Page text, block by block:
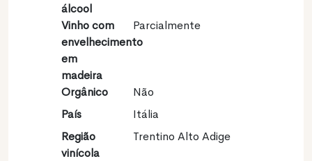
álcool
Vinho com
envelhecimento
em
madeira
Parcialmente
Orgânico
Não
País
Itália
Região
vinícola
Trentino Alto Adige